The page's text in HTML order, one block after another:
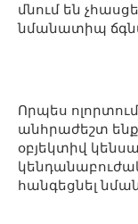
մնում են
նմանատիպ
Որպես
անհրաժեշտ
օբյեկտիվ
հանգեցնել նման